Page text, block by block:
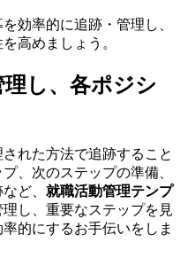
効率的に追跡・管理し、
高めましょう。
し、各ポジシ
れた方法で追跡すること
、次のステップの準備、
ど、 就職活動管理テンプ
し、重要なステップを見
的にするお手伝いをしま